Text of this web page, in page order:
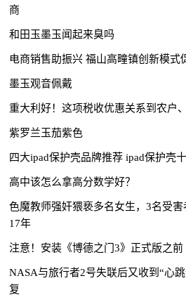
商
和田玉墨玉闻起来臭吗
电商销售助振兴 福山高疃镇创新模式
墨玉观音佩戴
重大利好！这项税收优惠关系到农户
紫罗兰玉茄紫色
四大ipad保护壳品牌推荐 ipad保护壳
高中该怎么拿高分数学好？
色魔教师强奸猥亵多名女生，3名受
17年
注意！安装《博德之门3》正式版之前
NASA与旅行者2号失联后又收到“心
复